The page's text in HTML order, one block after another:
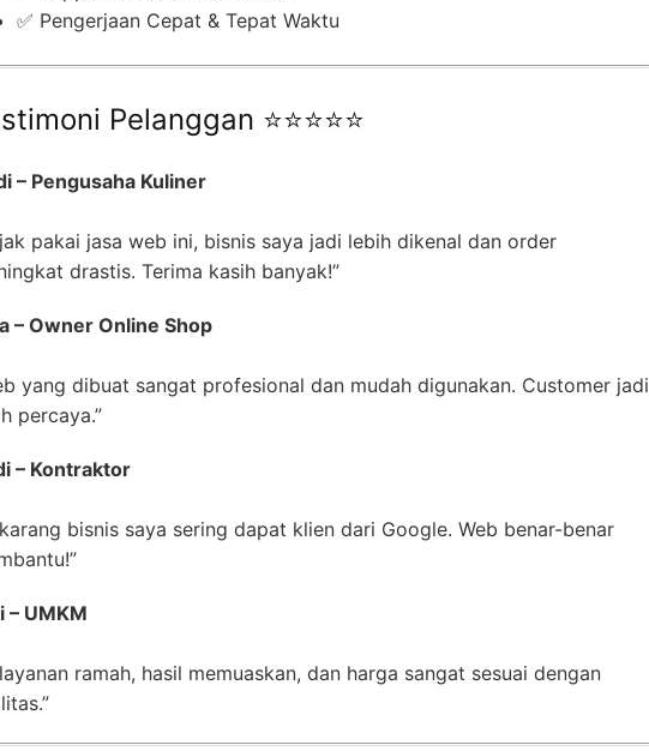
✅ Pengerjaan Cepat & Tepat Waktu
Pelanggan ⭐⭐⭐⭐⭐
– Pengusaha Kuliner
pakai jasa web ini, bisnis saya jadi lebih dikenal dan order
drastis. Terima kasih banyak!”
– Owner Online Shop
yang dibuat sangat profesional dan mudah digunakan. Customer jadi
percaya.”
– Kontraktor
bisnis saya sering dapat klien dari Google. Web benar-benar
– UMKM
ramah, hasil memuaskan, dan harga sangat sesuai dengan